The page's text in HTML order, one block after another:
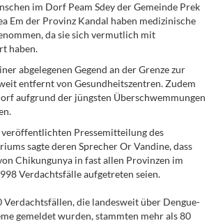
im Dorf Peam Sdey der Gemeinde Prek
Em der Provinz Kandal haben medizinische
da sie sich vermutlich mit
haben.
abgelegenen Gegend an der Grenze zur
entfernt von Gesundheitszentren. Zudem
aufgrund der jüngsten Überschwemmungen
veröffentlichten Pressemitteilung des
sagte deren Sprecher Or Vandine, dass
Chikungunya in fast allen Provinzen im
Verdachtsfälle aufgetreten seien.
Verdachtsfällen, die landesweit über Dengue-
gemeldet wurden, stammten mehr als 80